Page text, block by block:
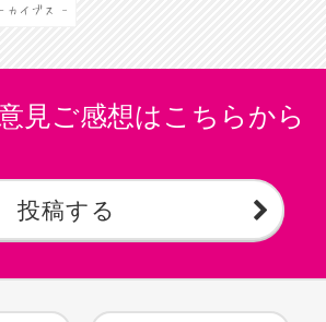
見ご感想はこちらから
投稿する